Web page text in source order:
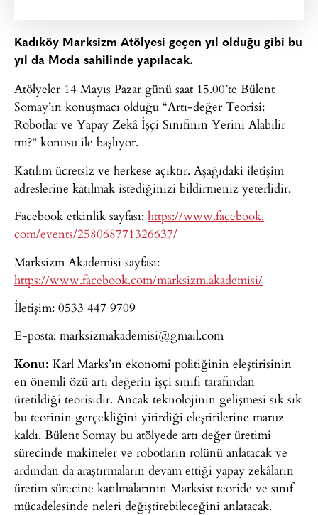
Kadıköy Marksizm Atölyesi geçen yıl olduğu gibi bu
yıl da Moda sahilinde yapılacak.
Atölyeler 14 Mayıs Pazar günü saat 15.00’te Bülent
Somay’ın konuşmacı olduğu “Artı-değer Teorisi:
Robotlar ve Yapay Zekâ İşçi Sınıfının Yerini Alabilir
mi?” konusu ile başlıyor.
Katılım ücretsiz ve herkese açıktır. Aşağıdaki iletişim
adreslerine katılmak istediğinizi bildirmeniz yeterlidir.
Facebook etkinlik sayfası: https://www.facebook.
com/events/258068771326637/
Marksizm Akademisi sayfası:
https://www.facebook.com/marksizm.akademisi/
İletişim: 0533 447 9709
E-posta: marksizmakademisi@gmail.com
Konu: Karl Marks’ın ekonomi politiğinin eleştirisinin
en önemli özü artı değerin işçi sınıfı tarafından
üretildiği teorisidir. Ancak teknolojinin gelişmesi sık sık
bu teorinin gerçekliğini yitirdiği eleştirilerine maruz
kaldı. Bülent Somay bu atölyede artı değer üretimi
sürecinde makineler ve robotların rolünü anlatacak ve
ardından da araştırmaların devam ettiği yapay zekâların
üretim sürecine katılmalarının Marksist teoride ve sınıf
mücadelesinde neleri değiştirebileceğini anlatacak.